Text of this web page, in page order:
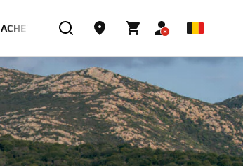
ACHETER MAINTENANT